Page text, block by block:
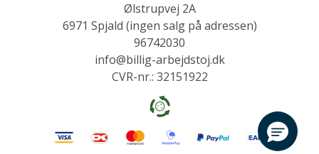
Ølstrupvej 2A
6971 Spjald (ingen salg på adressen)
96742030
info@billig-arbejdstoj.dk
CVR-nr.: 32151922